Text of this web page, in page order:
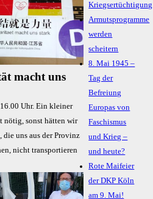
macht uns
Uhr. Ein kleiner
nötig, sonst hätten wir
die uns aus der Provinz
nicht transportieren
Kriegsertüchtigung
Armutsprogramme
werden
scheitern
8. Mai 1945 –
Tag der
Befreiung
Europas von
Faschismus
und Krieg –
und heute?
Rote Maifeier
der DKP Köln
am 9. Mai!